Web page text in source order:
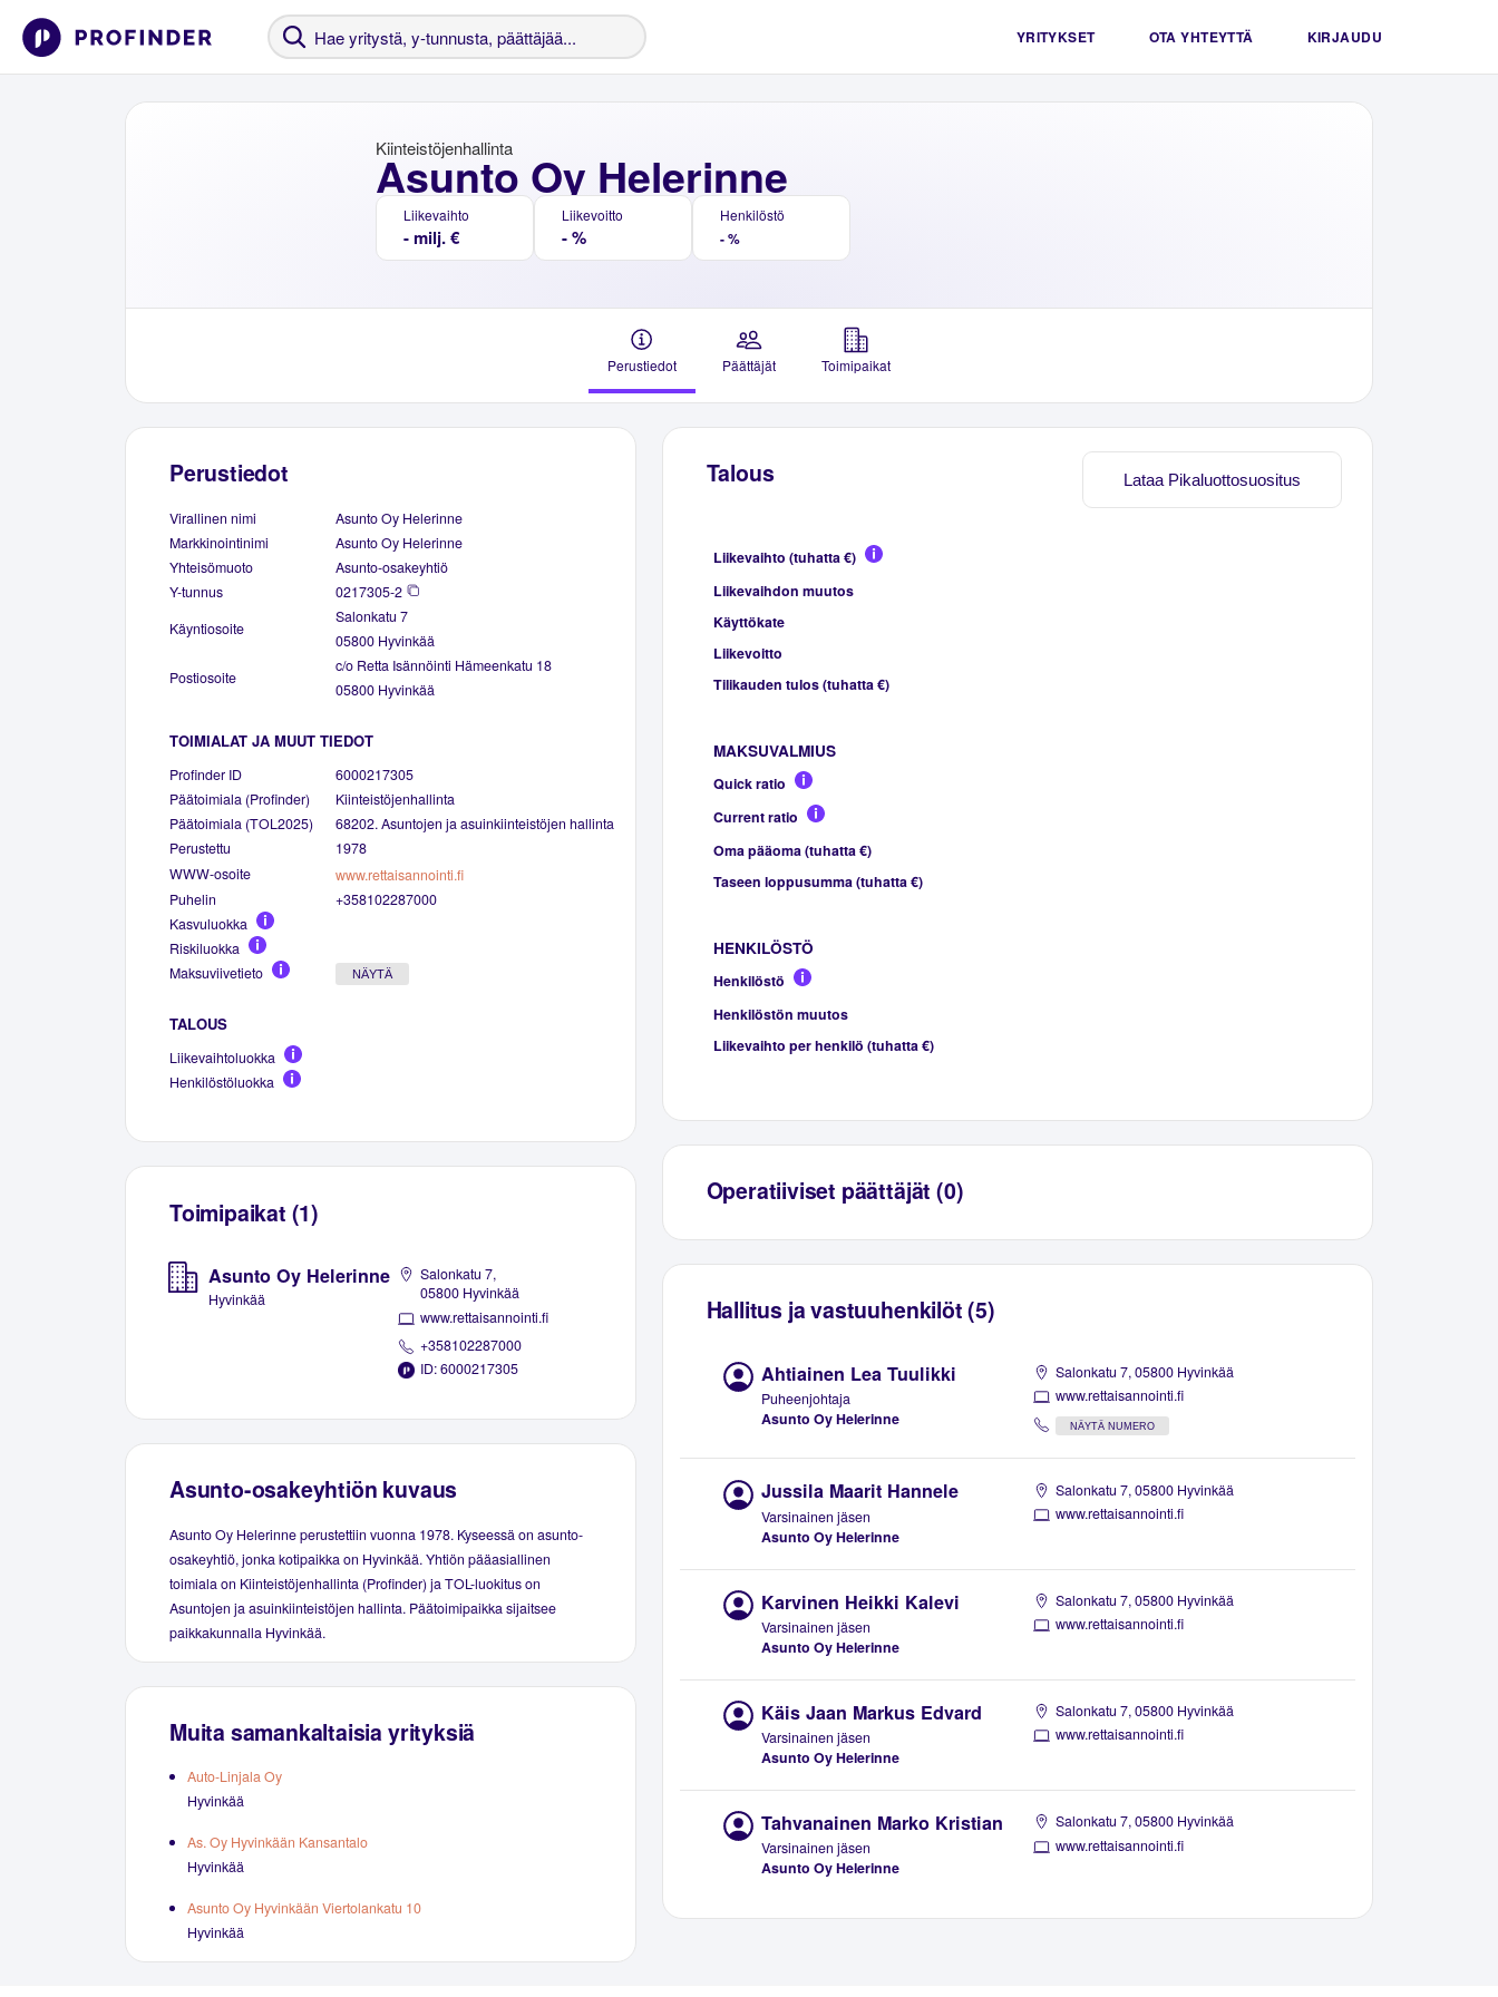
YRITYKSET OTA YHTEYTTÄ KIRJAUDU
Asunto Oy Helerinne
Kiinteistöjenhallinta
Liikevaihto
- milj. €
Liikevoitto
- %
Henkilöstö
- %
Perustiedot Päättäjät Toimipaikat
Perustiedot
Virallinen nimi
Asunto Oy Helerinne
Markkinointinimi
Asunto Oy Helerinne
Yhteisömuoto
Asunto-osakeyhtiö
Y-tunnus
0217305-2
Käyntiosoite
Salonkatu 7
05800 Hyvinkää
Postiosoite
c/o Retta Isännöinti Hämeenkatu 18
05800 Hyvinkää
TOIMIALAT JA MUUT TIEDOT
Profinder ID
6000217305
Päätoimiala (Profinder)
Kiinteistöjenhallinta
Päätoimiala (TOL2025)
68202. Asuntojen ja asuinkiinteistöjen hallinta
Perustettu
1978
WWW-osoite
www.rettaisannointi.fi
Puhelin
+358102287000
Kasvuluokka
Riskiluokka
Maksuviivetieto
NÄYTÄ
TALOUS
Liikevaihtoluokka
Henkilöstöluokka
Toimipaikat (1)
Asunto Oy Helerinne
Hyvinkää
Salonkatu 7,
05800 Hyvinkää
www.rettaisannointi.fi
+358102287000
ID: 6000217305
Asunto-osakeyhtiön kuvaus
Asunto Oy Helerinne perustettiin vuonna 1978. Kyseessä on asunto-
osakeyhtiö, jonka kotipaikka on Hyvinkää. Yhtiön pääasiallinen
toimiala on Kiinteistöjenhallinta (Profinder) ja TOL-luokitus on
Asuntojen ja asuinkiinteistöjen hallinta. Päätoimipaikka sijaitsee
paikkakunnalla Hyvinkää.
Muita samankaltaisia yrityksiä
Auto-Linjala Oy
Hyvinkää
As. Oy Hyvinkään Kansantalo
Hyvinkää
Asunto Oy Hyvinkään Viertolankatu 10
Hyvinkää
Lataa Pikaluottosuositus
Talous
Liikevaihto (tuhatta €)
Liikevaihdon muutos
Käyttökate
Liikevoitto
Tilikauden tulos (tuhatta €)
MAKSUVALMIUS
Quick ratio
Current ratio
Oma pääoma (tuhatta €)
Taseen loppusumma (tuhatta €)
HENKILÖSTÖ
Henkilöstö
Henkilöstön muutos
Liikevaihto per henkilö (tuhatta €)
Operatiiviset päättäjät (0)
Hallitus ja vastuuhenkilöt (5)
Ahtiainen Lea Tuulikki
Puheenjohtaja
Asunto Oy Helerinne
Salonkatu 7, 05800 Hyvinkää
www.rettaisannointi.fi
NÄYTÄ NUMERO
Jussila Maarit Hannele
Varsinainen jäsen
Asunto Oy Helerinne
Salonkatu 7, 05800 Hyvinkää
www.rettaisannointi.fi
Karvinen Heikki Kalevi
Varsinainen jäsen
Asunto Oy Helerinne
Salonkatu 7, 05800 Hyvinkää
www.rettaisannointi.fi
Käis Jaan Markus Edvard
Varsinainen jäsen
Asunto Oy Helerinne
Salonkatu 7, 05800 Hyvinkää
www.rettaisannointi.fi
Tahvanainen Marko Kristian
Varsinainen jäsen
Asunto Oy Helerinne
Salonkatu 7, 05800 Hyvinkää
www.rettaisannointi.fi